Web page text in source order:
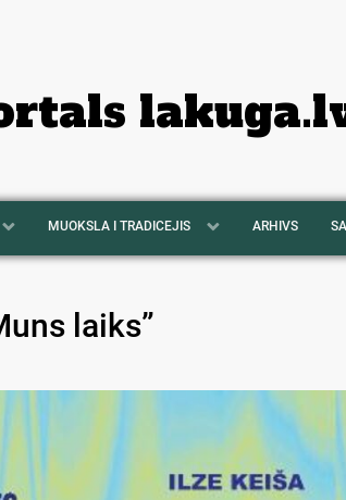
MUOKSLA I TRADICEJIS ARHIVS
laiks”